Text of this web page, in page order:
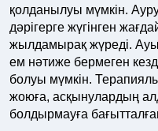
қолданылуы мүмкін.
дәрігерге жүгінген
жылдамырақ жүреді.
ем нәтиже бермеген
болуы мүмкін.
жоюға, асқынулардың
болдырмауға